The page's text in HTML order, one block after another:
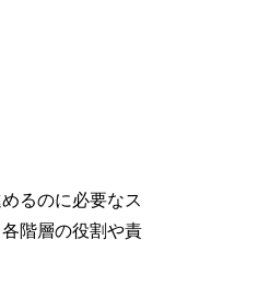
るのに必要なス
階層の役割や責